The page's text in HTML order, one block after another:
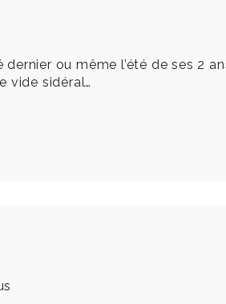
ou même l’été de ses 2
vide sidéral…